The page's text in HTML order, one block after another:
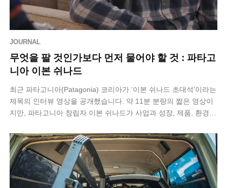
JOURNAL
무엇을 팔 것인가보다 먼저 물어야 할 것 : 파타고
니아 이본 쉬나드
최근 파타고니아(Patagonia) 코리아가 ‘이본 쉬나드 초대석’​이라는
제목의 인터뷰 영상을 공개했습니다. 약 11분 분량의 짧은 영상이
지만, 파타고니아 창립자 이본 쉬나드가 사업과 성장, 제품, 환경에